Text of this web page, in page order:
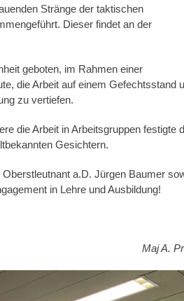
Stränge der taktischen
Dieser findet an der
geboten, im Rahmen einer
die Arbeit auf einem Gefechtsstand
zu vertiefen.
die Arbeit in Arbeitsgruppen festigte
Gesichtern.
a.D. Jürgen Baumer
in Lehre und Ausbildung!
Maj A.